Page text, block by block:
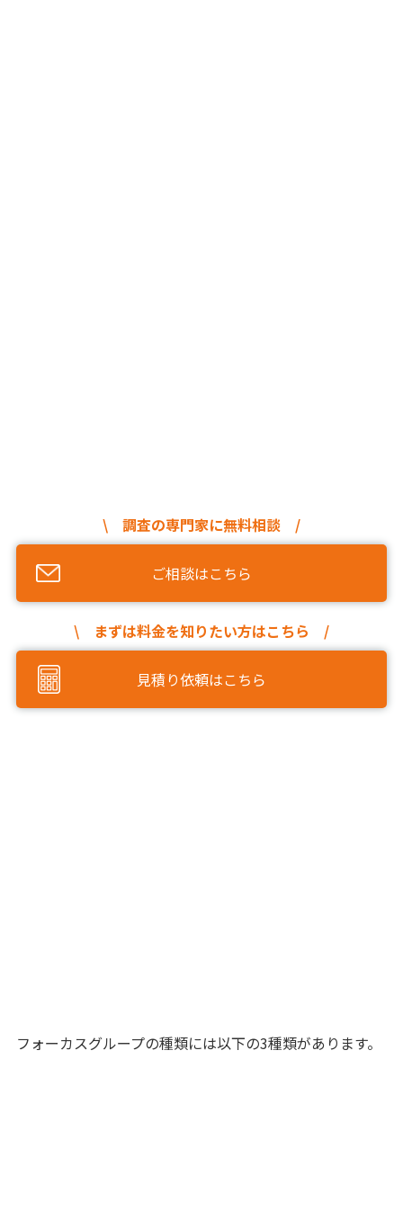
\ 調査の専門家に無料相談 /
ご相談はこちら
\ まずは料金を知りたい方はこちら /
見積り依頼はこちら
フォーカスグループの種類には以下の3種類があります。